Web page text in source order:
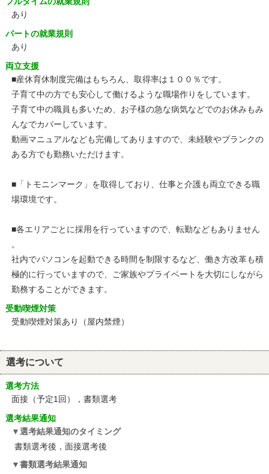
あり
パートの就業規則
あり
両立支援
■産休育休制度完備はもちろん、取得率は１００％です。
子育て中の方でも安心して働けるような職場作りをしています。
子育て中の職員も多いため、お子様の急な病気などでのお休みもみ
んなでカバーしています。
動画マニュアルなども完備してありますので、未経験やブランクの
ある方でも勤務いただけます。
■「トモニンマーク」を取得しており、仕事と介護も両立できる職
場環境です。
■各エリアごとに採用を行っていますので、転勤などもありません
。
社内でパソコンを起動できる時間を制限するなど、働き方改革も積
極的に行っていますので、ご家族やプライベートを大切にしながら
勤務することができます。
受動喫煙対策
受動喫煙対策あり（屋内禁煙）
選考について
選考方法
面接（予定1回），書類選考
選考結果通知
選考結果通知のタイミング
書類選考後，面接選考後
書類選考結果通知